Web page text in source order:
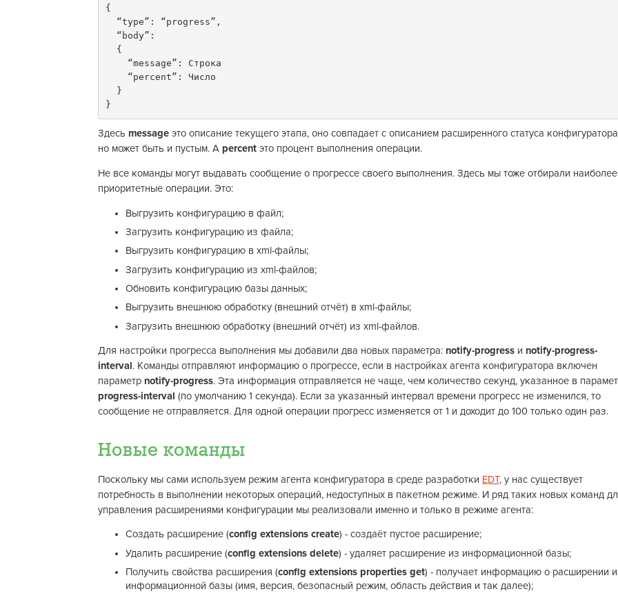
{
}
Здесь message это описание текущего этапа, оно совпадает с описанием расширенного статуса
но может быть и пустым. А percent это процент выполнения операции.
Не все команды могут выдавать сообщение о прогрессе своего выполнения. Здесь мы тоже отбирали наиболее
приоритетные операции. Это:
Выгрузить конфигурацию в файл;
Загрузить конфигурацию из файла;
Выгрузить конфигурацию в xml-файлы;
Загрузить конфигурацию из xml-файлов;
Обновить конфигурацию базы данных;
Выгрузить внешнюю обработку (внешний отчёт) в xml-файлы;
Загрузить внешнюю обработку (внешний отчёт) из xml-файлов.
Для настройки прогресса выполнения мы добавили два новых параметра: notify-progress и notify-progress-
interval. Команды отправляют информацию о прогрессе, если в настройках агента конфигуратора включен
параметр notify-progress. Эта информация отправляется не чаще, чем количество секунд, указанное в
progress-interval (по умолчанию 1 секунда). Если за указанный интервал времени прогресс не изменился, то
сообщение не отправляется. Для одной операции прогресс изменяется от 1 и доходит до 100 только один раз.
Новые команды
Поскольку мы сами используем режим агента конфигуратора в среде разработки EDT, у нас существует
потребность в выполнении некоторых операций, недоступных в пакетном режиме. И ряд таких новых команд
управления расширениями конфигурации мы реализовали именно и только в режиме агента:
Создать расширение (config extensions create) - создаёт пустое расширение;
Удалить расширение (config extensions delete) - удаляет расширение из информационной базы;
Получить свойства расширения (config extensions properties get) - получает информацию о расширении
информационной базы (имя, версия, безопасный режим, область действия и так далее);